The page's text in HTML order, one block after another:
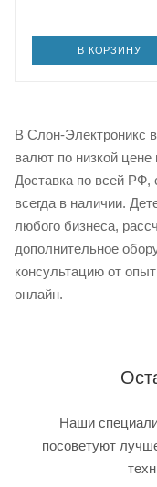
В КОРЗИНУ
В Слон-Электроникс
валют по низкой цене
Доставка по всей РФ,
всегда в наличии.
любого бизнеса,
дополнительное
консультацию от
онлайн.
Наши
посоветуют